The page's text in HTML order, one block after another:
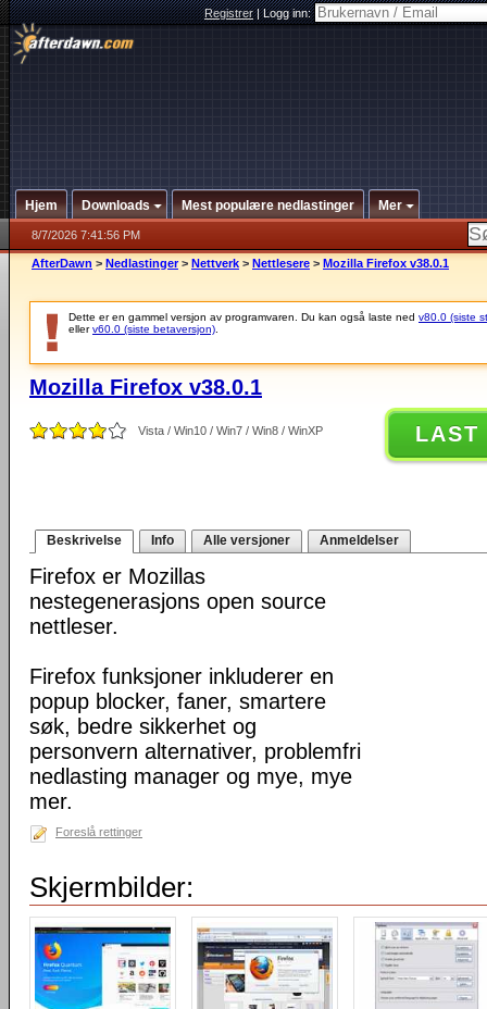
Registrer|Logg inn:
Hjem Downloads Mest populære nedlastinger Mer
8/7/2026 7:41:56 PM
AfterDawn > Nedlastinger > Nettverk > Nettlesere > Mozilla Firefox v38.0.1
Dette er en gammel versjon av programvaren. Du kan også laste ned v80.0 (siste
ellerv60.0 (siste betaversjon)
Mozilla Firefox v38.0.1
Vista / Win10 / Win7 / Win8 / WinXP LAST
Beskrivelse Info Alle versjoner Anmeldelser
Firefox er Mozillas
nestegenerasjons open source
nettleser.
Firefox funksjoner inkluderer en
popup blocker, faner, smartere
søk, bedre sikkerhet og
personvern alternativer, problemfri
nedlasting manager og mye, mye
mer.
Foreslå rettinger
Skjermbilder: